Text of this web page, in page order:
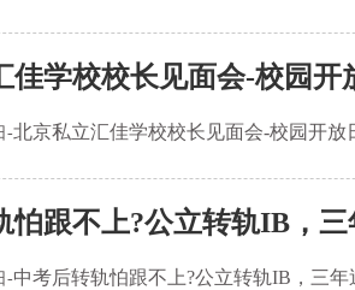
佳学校校长见面会-校园开
-北京私立汇佳学校校长见面会-校园开
怕跟不上?公立转轨IB，
-中考后转轨怕跟不上?公立转轨IB，三